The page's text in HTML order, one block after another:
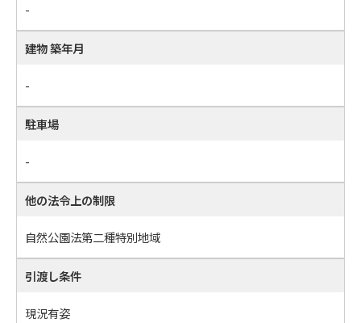
-
建物 築年月
-
駐車場
-
他の法令上の制限
自然公園法第二種特別地域
引渡し条件
現況有姿